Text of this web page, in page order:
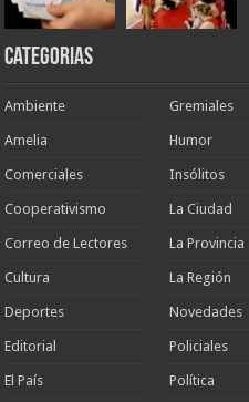
Categorias
Ambiente
Amelia
Comerciales
Cooperativismo
Correo de Lectores
Cultura
Deportes
Editorial
El País
Gremiales
Humor
Insólitos
La Ciudad
La Provincia
La Región
Novedades
Policiales
Política